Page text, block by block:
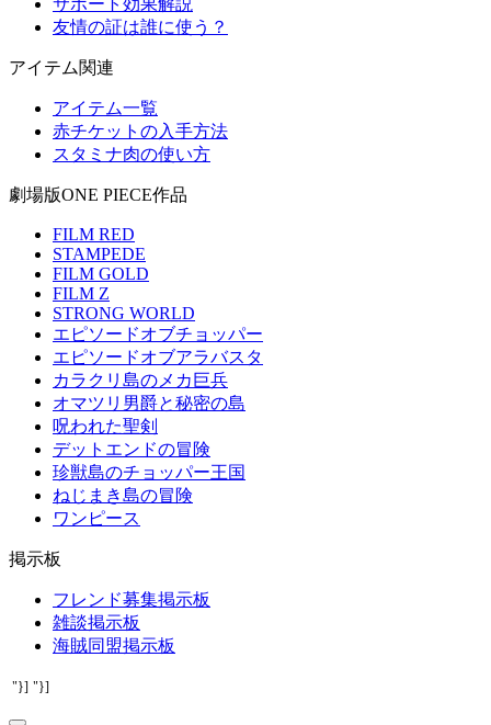
サポート効果解説
友情の証は誰に使う？
アイテム関連
アイテム一覧
赤チケットの入手方法
スタミナ肉の使い方
劇場版ONE PIECE作品
FILM RED
STAMPEDE
FILM GOLD
FILM Z
STRONG WORLD
エピソードオブチョッパー
エピソードオブアラバスタ
カラクリ島のメカ巨兵
オマツリ男爵と秘密の島
呪われた聖剣
デットエンドの冒険
珍獣島のチョッパー王国
ねじまき島の冒険
ワンピース
掲示板
フレンド募集掲示板
雑談掲示板
海賊同盟掲示板
"}] "}]